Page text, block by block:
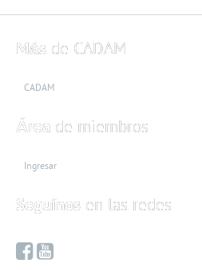
Más de CADAM
CADAM
Área de miembros
Ingresar
Seguínos en las redes